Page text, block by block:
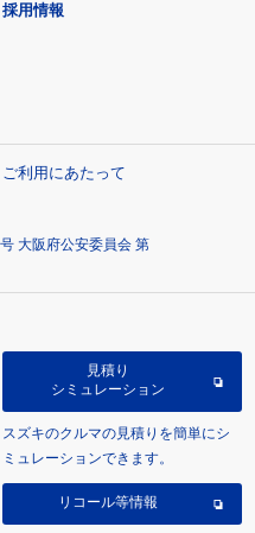
採用情報
ご利用にあたって
大阪府公安委員会 第
見積り
シミュレーション
スズキのクルマの見積りを簡単にシ
ミュレーションできます。
リコール等情報